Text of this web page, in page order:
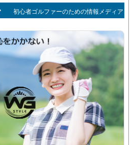
初心者ゴルファーのための情報メディア